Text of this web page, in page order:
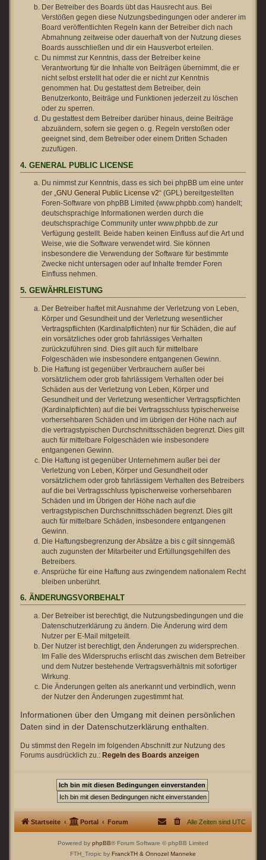
Der Betreiber des Boards übt das Hausrecht aus. Bei
Verstößen gegen diese Nutzungsbedingungen oder anderer im
Board veröffentlichten Regeln kann der Betreiber dich nach
Abmahnung zeitweise oder dauerhaft von der Nutzung dieses
Boards ausschließen und dir ein Hausverbot erteilen.
Du nimmst zur Kenntnis, dass der Betreiber keine
Verantwortung für die Inhalte von Beiträgen übernimmt, die er
nicht selbst erstellt hat oder die er nicht zur Kenntnis
genommen hat. Du gestattest dem Betreiber, dein
Benutzerkonto, Beiträge und Funktionen jederzeit zu löschen
oder zu sperren.
Du gestattest dem Betreiber darüber hinaus, deine Beiträge
abzuändern, sofern sie gegen o. g. Regeln verstoßen oder
geeignet sind, dem Betreiber oder einem Dritten Schaden
zuzufügen.
4. GENERAL PUBLIC LICENSE
Du nimmst zur Kenntnis, dass es sich bei phpBB um eine unter
der „GNU General Public License v2“ (GPL) bereitgestellten
Foren-Software von phpBB Limited (www.phpbb.com) handelt;
deutschsprachige Informationen werden durch die
deutschsprachige Community unter www.phpbb.de zur
Verfügung gestellt. Beide haben keinen Einfluss auf die Art und
Weise, wie die Software verwendet wird. Sie können
insbesondere die Verwendung der Software für bestimmte
Zwecke nicht untersagen oder auf Inhalte fremder Foren
Einfluss nehmen.
5. GEWÄHRLEISTUNG
Der Betreiber haftet mit Ausnahme der Verletzung von Leben,
Körper und Gesundheit und der Verletzung wesentlicher
Vertragspflichten (Kardinalpflichten) nur für Schäden, die auf
ein vorsätzliches oder grob fahrlässiges Verhalten
zurückzuführen sind. Dies gilt auch für mittelbare
Folgeschäden wie insbesondere entgangenen Gewinn.
Die Haftung ist gegenüber Verbrauchern außer bei
vorsätzlichem oder grob fahrlässigem Verhalten oder bei
Schäden aus der Verletzung von Leben, Körper und
Gesundheit und der Verletzung wesentlicher Vertragspflichten
(Kardinalpflichten) auf die bei Vertragsschluss typischerweise
vorhersehbaren Schäden und im übrigen der Höhe nach auf
die vertragstypischen Durchschnittsschäden begrenzt. Dies gilt
auch für mittelbare Folgeschäden wie insbesondere
entgangenen Gewinn.
Die Haftung ist gegenüber Unternehmern außer bei der
Verletzung von Leben, Körper und Gesundheit oder
vorsätzlichem oder grob fahrlässigem Verhalten des Betreibers
auf die bei Vertragsschluss typischerweise vorhersehbaren
Schäden und im Übrigen der Höhe nach auf die
vertragstypischen Durchschnittsschäden begrenzt. Dies gilt
auch für mittelbare Schäden, insbesondere entgangenen
Gewinn.
Die Haftungsbegrenzung der Absätze a bis c gilt sinngemäß
auch zugunsten der Mitarbeiter und Erfüllungsgehilfen des
Betreibers.
Ansprüche für eine Haftung aus zwingendem nationalem Recht
bleiben unberührt.
6. ÄNDERUNGSVORBEHALT
Der Betreiber ist berechtigt, die Nutzungsbedingungen und die
Datenschutzerklärung zu ändern. Die Änderung wird dem
Nutzer per E-Mail mitgeteilt.
Der Nutzer ist berechtigt, den Änderungen zu widersprechen.
Im Falle des Widerspruchs erlischt das zwischen dem Betreiber
und dem Nutzer bestehende Vertragsverhältnis mit sofortiger
Wirkung.
Die Änderungen gelten als anerkannt und verbindlich, wenn
der Nutzer den Änderungen zugestimmt hat.
Informationen über den Umgang mit deinen persönlichen
Daten sind in der Datenschutzerklärung enthalten.
Du stimmst den Regeln im folgenden Abschnitt zur Nutzung des
Forums ausdrücklich zu.: Regeln des Boards anzeigen
Startseite Portal Forum Alle Zeiten sind UTC
Powered by phpBB® Forum Software © phpBB Limited
FTH_Tropic by FranckTH & Onnozel Manneke